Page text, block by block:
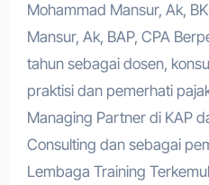
Mohammad Mansur, Ak,
Mansur, Ak, BAP, CPA
tahun sebagai dosen,
praktisi dan pemerhati
Managing Partner di KAP
Consulting dan sebagai
Lembaga Training